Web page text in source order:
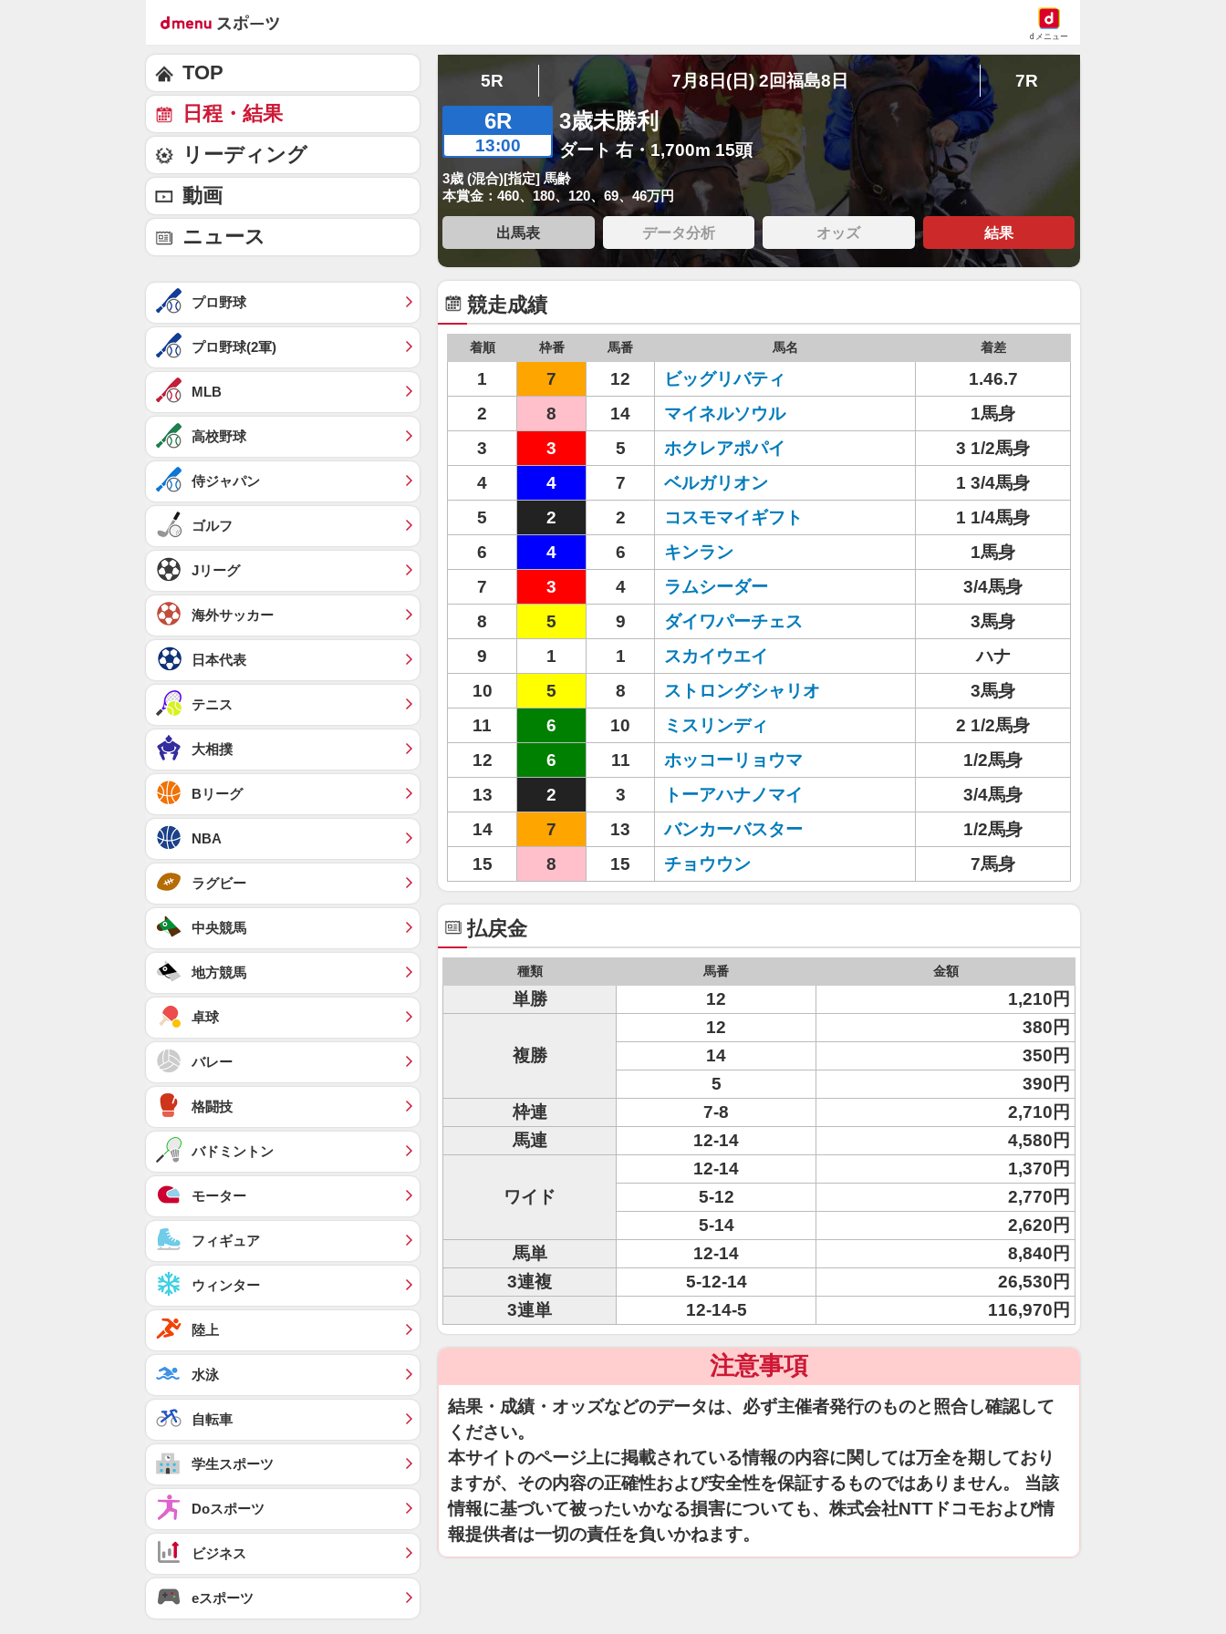
dメニュー
5R 7月8日(日) 2回福島8日 7R
6R
13:00
3歳未勝利
ダート 右・1,700m 15頭
3歳 (混合)[指定] 馬齢
本賞金：460、180、120、69、46万円
出馬表 データ分析 オッズ 結果
競走成績
着順 枠番 馬番 馬名 着差
1 7 12 ビッグリバティ
1.46.7
2
8 14 マイネルソウル
1馬身
3
3 5 ホクレアポパイ
3 1/2馬身
4
4 7 ベルガリオン
1 3/4馬身
5
2 2 コスモマイギフト
1 1/4馬身
6
4 6 キンラン
1馬身
7
3 4 ラムシーダー
3/4馬身
8
5 9 ダイワパーチェス
3馬身
9
1 1 スカイウエイ
ハナ
10
5 8 ストロングシャリオ
3馬身
11
6 10 ミスリンディ
2 1/2馬身
12
6 11 ホッコーリョウマ
1/2馬身
13
2 3 トーアハナノマイ
3/4馬身
14
7 13 バンカーバスター
1/2馬身
15
8 15 チョウウン 7馬身
払戻金
種類 馬番 金額
単勝 12 1,210円
複勝
12
380円
14
350円
5
390円
枠連
7-8
2,710円
馬連
12-14 4,580円
ワイド
12-14
1,370円
5-12
2,770円
5-14
2,620円
馬単
12-14
8,840円
3連複
5-12-14
26,530円
3連単
12-14-5 116,970円
注意事項
結果・成績・オッズなどのデータは、必ず主催者発行のものと照合し確認して
ください。
本サイトのページ上に掲載されている情報の内容に関しては万全を期しており
ますが、その内容の正確性および安全性を保証するものではありません。 当該
情報に基づいて被ったいかなる損害についても、株式会社NTTドコモおよび情
報提供者は一切の責任を負いかねます。
TOP
日程・結果
リーディング
動画
ニュース
プロ野球
プロ野球(2軍)
MLB
高校野球
侍ジャパン
ゴルフ
Jリーグ
海外サッカー
日本代表
テニス
大相撲
Bリーグ
NBA
ラグビー
中央競馬
地方競馬
卓球
バレー
格闘技
バドミントン
モーター
フィギュア
ウィンター
陸上
水泳
自転車
学生スポーツ
Doスポーツ
ビジネス
eスポーツ